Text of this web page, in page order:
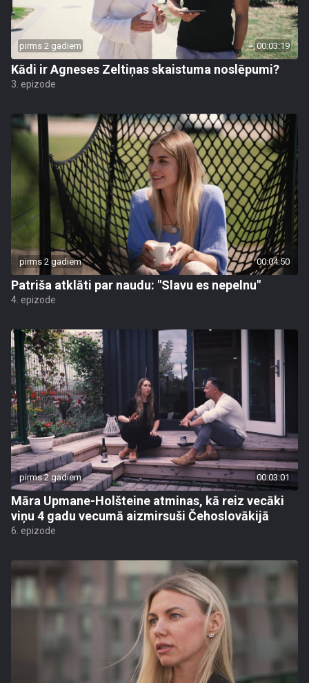
pirms 2 gadiem 00:03:19
Kādi ir Agneses Zeltiņas skaistuma noslēpumi?
3. epizode
pirms 2 gadiem 00:04:50
Patriša atklāti par naudu: "Slavu es nepelnu"
4. epizode
pirms 2 gadiem 00:03:01
Māra Upmane-Holšteine atminas, kā reiz vecāki
viņu 4 gadu vecumā aizmirsuši Čehoslovākijā
6. epizode